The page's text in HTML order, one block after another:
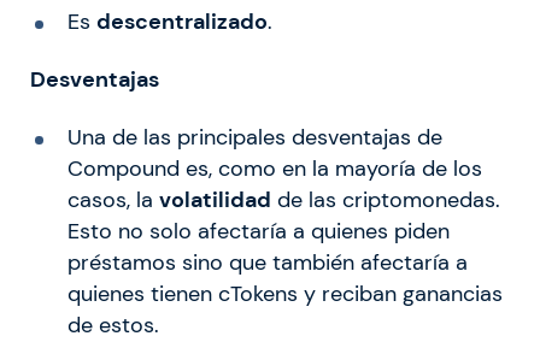
Es descentralizado.
Desventajas
Una de las principales desventajas de
Compound es, como en la mayoría de los
casos, la volatilidad de las criptomonedas.
Esto no solo afectaría a quienes piden
préstamos sino que también afectaría a
quienes tienen cTokens y reciban ganancias
de estos.